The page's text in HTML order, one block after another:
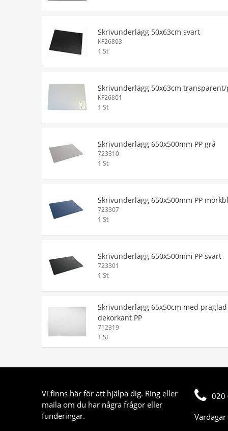
Skrivunderlägg 50x63cm svart
KF26803
1 St
Skrivunderlägg 50x63cm
KF26801
1 St
Skrivunderlägg 650x500mm PP grå
723310
1 St
Skrivunderlägg 650x500mm PP
723307
1 St
Skrivunderlägg 650x500mm PP svart
723301
1 St
Skrivunderlägg 65x50cm med präglad
dekorkant PP
712319
1 St
Vi finns här för att hjälpa dig. Ring eller
maila om du har några frågor eller
funderingar.
020